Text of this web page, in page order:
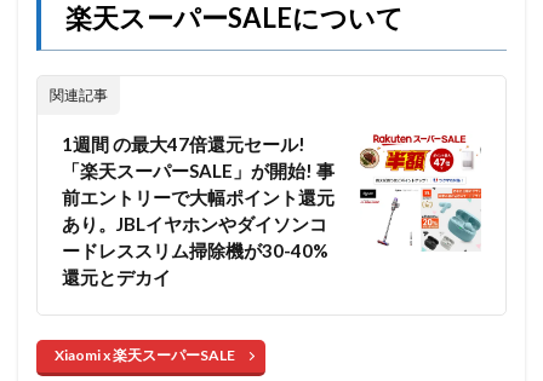
楽天スーパーSALEについて
関連記事
1週間 の最大47倍還元セール!
「楽天スーパーSALE」が開始! 事
前エントリーで大幅ポイント還元
あり。JBLイヤホンやダイソンコ
ードレススリム掃除機が30-40%
還元とデカイ
Xiaomi x 楽天スーパーSALE